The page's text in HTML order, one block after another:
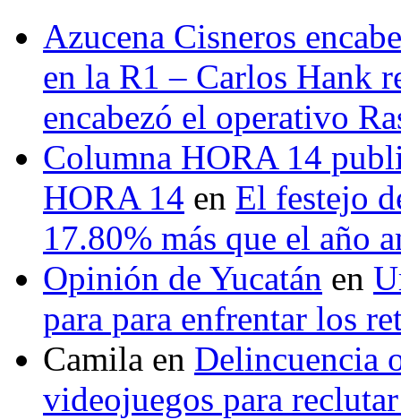
Azucena Cisneros
en la R1 – Carlos Hank
encabezó el operativo
Columna HORA 14
HORA 14 en El festejo
17.80% más que el año
Opinión de Yucatán en
para para enfrentar los
Camila en Delincuencia
videojuegos para